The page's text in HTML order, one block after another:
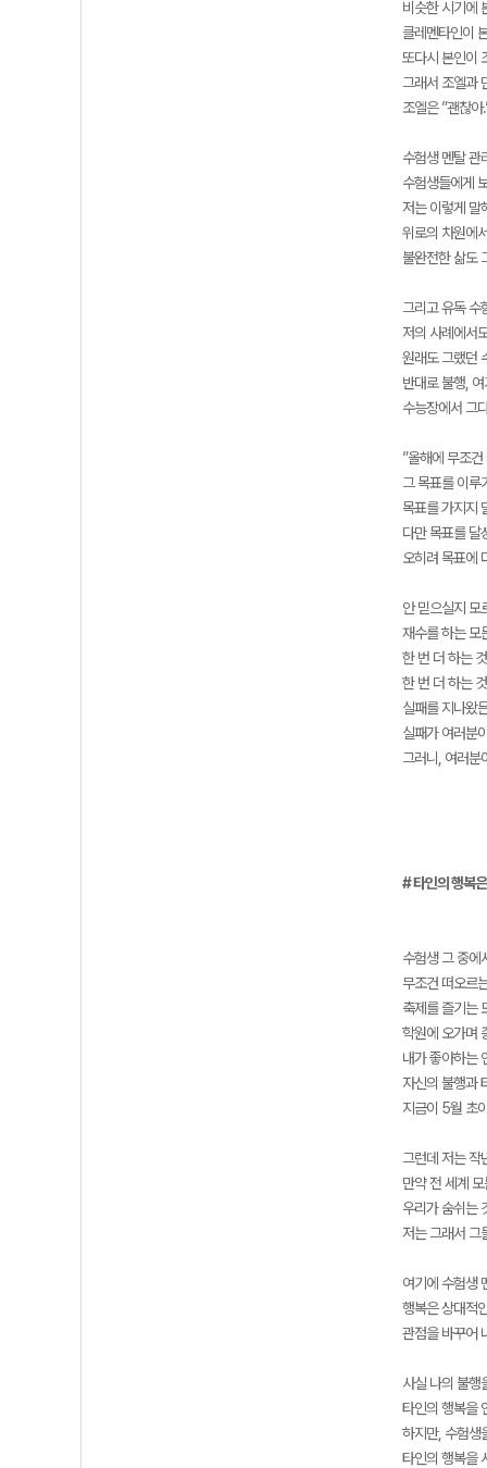
비슷한 시기에
클레멘타인이
또다시 본인이
그래서 조엘과
조엘은 ”괜찮
수험생 멘탈 관
수험생들에게
저는 이렇게 말
위로의 차원에
불완전한 삶도
그리고 유독 수
저의 사례에서
원래도 그랬던
반대로 불행,
수능장에서 그
”올해에 무조
그 목표를 이루
목표를 가지지
다만 목표를 달
오히려 목표에
안 믿으실지 모
재수를 하는 모
한 번 더 하는
한 번 더 하는
실패를 지나왔
실패가 여러분
그러니, 여러분
# 타인의 행복
수험생 그 중에
무조건 떠오르
축제를 즐기는
학원에 오가며
내가 좋아하는
자신의 불행과
지금이 5월 초
그런데 저는 작
만약 전 세계
우리가 숨쉬는
저는 그래서 그
여기에 수험생
행복은 상대적
관점을 바꾸어
사실 나의 불행
타인의 행복을
하지만, 수험생
타인의 행복을